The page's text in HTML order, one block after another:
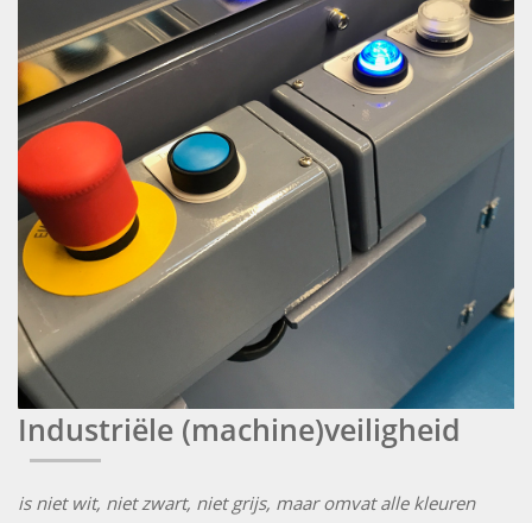
Industriële (machine)veiligheid
is niet wit, niet zwart, niet grijs, maar omvat alle kleuren